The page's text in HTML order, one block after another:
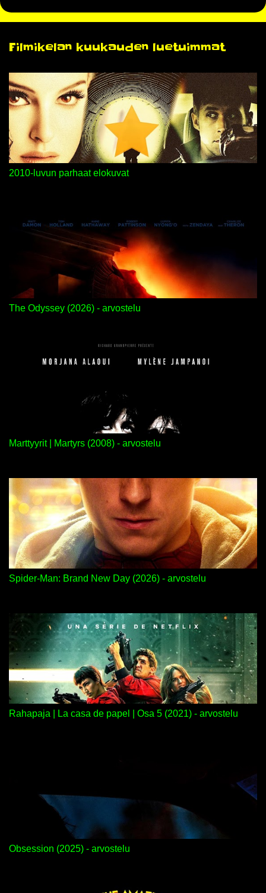
e
i
t
Filmikelan kuukauden luetuimmat
2010-luvun parhaat elokuvat
The Odyssey (2026) - arvostelu
Marttyyrit | Martyrs (2008) - arvostelu
Spider-Man: Brand New Day (2026) - arvostelu
Rahapaja | La casa de papel | Osa 5 (2021) - arvostelu
Obsession (2025) - arvostelu